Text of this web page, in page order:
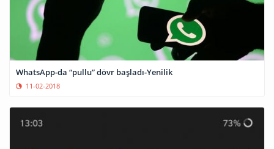
WhatsApp-da “pullu” dövr başladı-Yenilik
11-02-2018